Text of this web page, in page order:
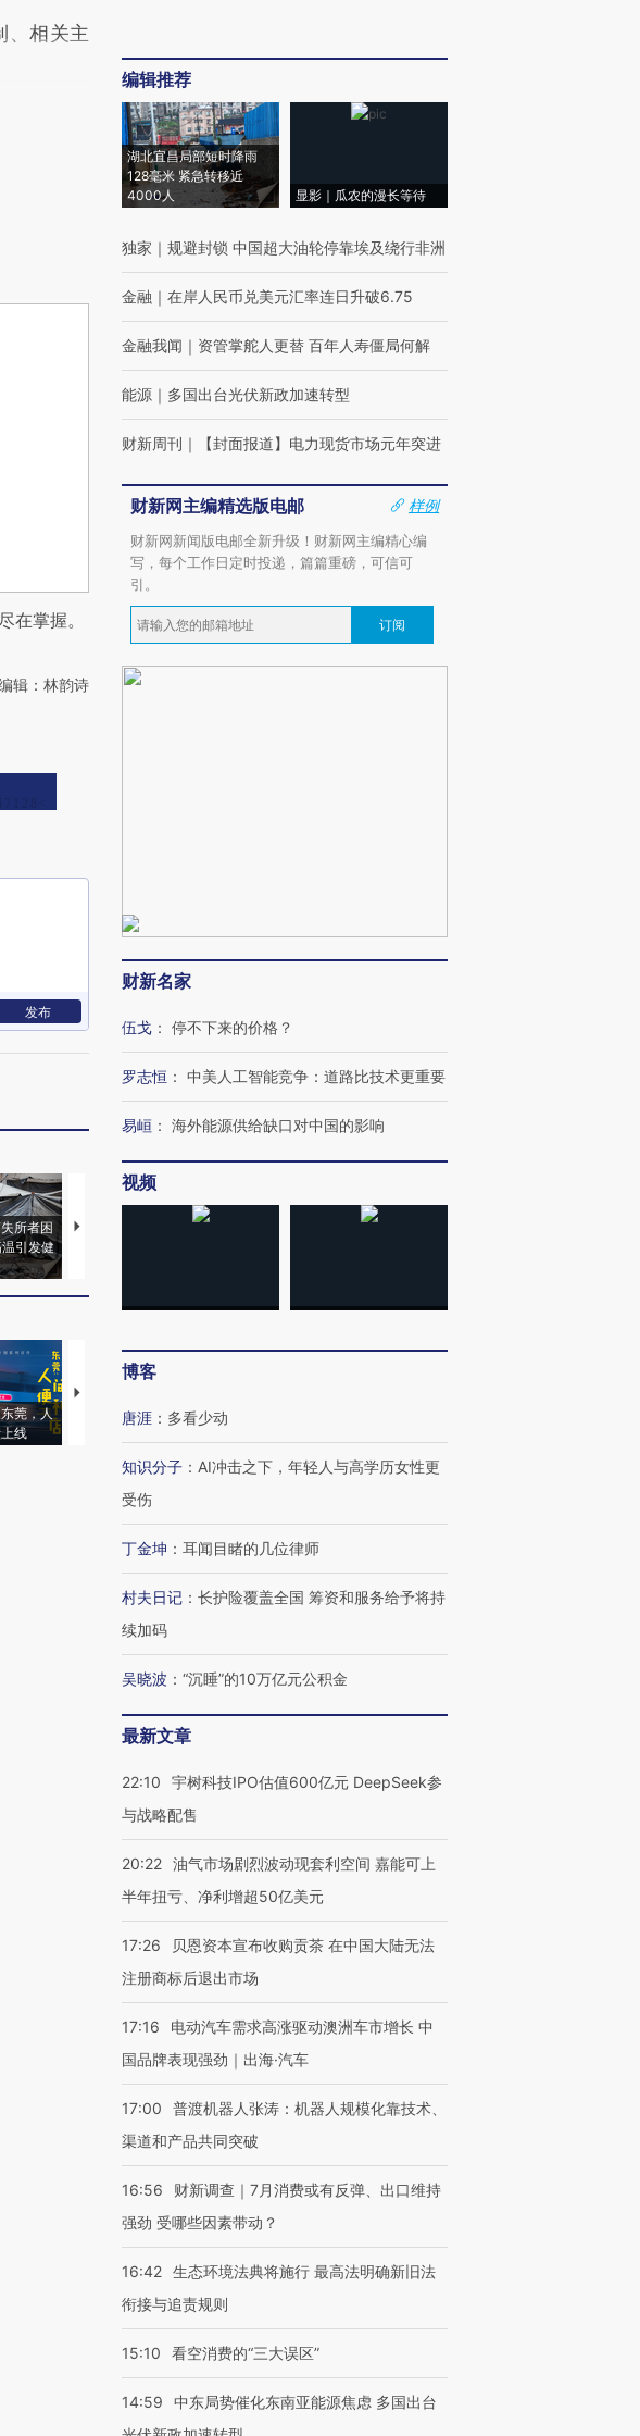
相关主
在掌握。
辑：林韵诗
发布
所者困
引发健
视线｜HYROX的吸金
马航飞行员跨国走私7万
莞，人
线
【推广】走进第四届链博
会，让数智科技“链”接产
编辑推荐
湖北宜昌局部短时降雨
128毫米 紧急转移近
4000人
显影｜瓜农的漫长等待
独家 ｜ 规避封锁 中国超大油轮停靠埃及绕行非洲
金融 ｜ 在岸人民币兑美元汇率连日升破6.75
金融我闻 ｜ 资管掌舵人更替 百年人寿僵局何解
能源 ｜ 多国出台光伏新政加速转型
财新周刊 ｜ 【封面报道】电力现货市场元年突进
财新网主编精选版电邮
样例
财新网新闻版电邮全新升级！财新网主编精心编
写，每个工作日定时投递，篇篇重磅，可信可
引。
订阅
财新名家
伍戈 ： 停不下来的价格？
罗志恒 ： 中美人工智能竞争：道路比技术更重要
易峘 ： 海外能源供给缺口对中国的影响
视频
博客
唐涯 ： 多看少动
知识分子 ： AI冲击之下，年轻人与高学历女性更
受伤
丁金坤 ： 耳闻目睹的几位律师
村夫日记 ： 长护险覆盖全国 筹资和服务给予将持
续加码
吴晓波 ： “沉睡”的10万亿元公积金
最新文章
22:10
宇树科技IPO估值600亿元 DeepSeek参
与战略配售
20:22 油气市场剧烈波动现套利空间 嘉能可上
半年扭亏、净利增超50亿美元
17:26
贝恩资本宣布收购贡茶 在中国大陆无法
注册商标后退出市场
17:16
电动汽车需求高涨驱动澳洲车市增长 中
国品牌表现强劲｜出海·汽车
17:00
普渡机器人张涛：机器人规模化靠技术、
渠道和产品共同突破
16:56
财新调查｜7月消费或有反弹、出口维持
强劲 受哪些因素带动？
16:42 生态环境法典将施行 最高法明确新旧法
衔接与追责规则
15:10 看空消费的“三大误区”
14:59
中东局势催化东南亚能源焦虑 多国出台